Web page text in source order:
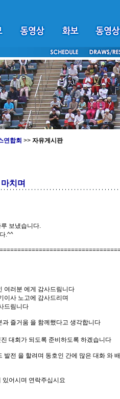
연합회 >> 자유게시판
치며
보냈습니다.
.^^
여러분 에게 감사드림니다
이사 노고에 감사드리며
드림니다
즐거움 을 함께했다고 생각합니다
대회가 되도록 준비하도록 하겠습니다
발전 을 할려며 동호인 간에 많은 대화 와
있어시며 연락주십시요